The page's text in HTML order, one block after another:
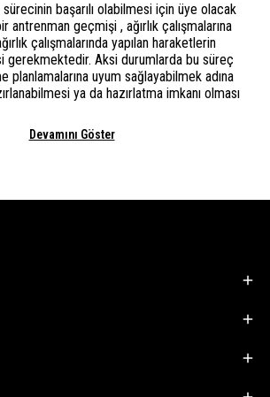
sürecinin başarılı olabilmesi için üye olacak
antrenman geçmişi , ağırlık çalışmalarına
çalışmalarında yapılan haraketlerin
gerekmektedir. Aksi durumlarda bu süreç
planlamalarına uyum sağlayabilmek adına
ya da hazırlatma imkanı olması
Devamını Göster